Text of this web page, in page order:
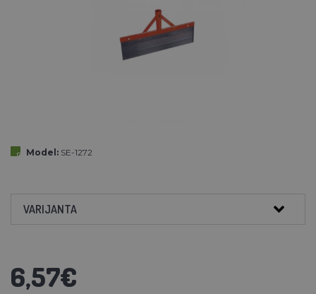
Model: SE-1272
VARIJANTA
6,57€